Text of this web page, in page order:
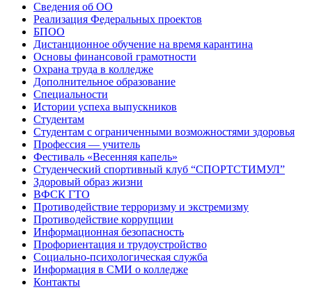
Сведения об ОО
Реализация Федеральных проектов
БПОО
Дистанционное обучение на время карантина
Основы финансовой грамотности
Охрана труда в колледже
Дополнительное образование
Специальности
Истории успеха выпускников
Студентам
Студентам с ограниченными возможностями здоровья
Профессия — учитель
Фестиваль «Весенняя капель»
Студенческий спортивный клуб “СПОРТСТИМУЛ”
Здоровый образ жизни
ВФСК ГТО
Противодействие терроризму и экстремизму
Противодействие коррупции
Информационная безопасность
Профориентация и трудоустройство
Социально-психологическая служба
Информация в СМИ о колледже
Контакты